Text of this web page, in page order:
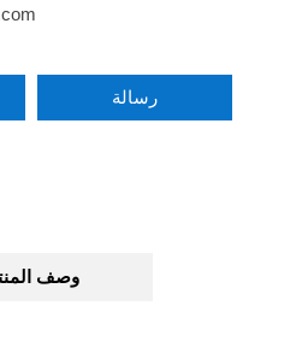
رسالة
وصف